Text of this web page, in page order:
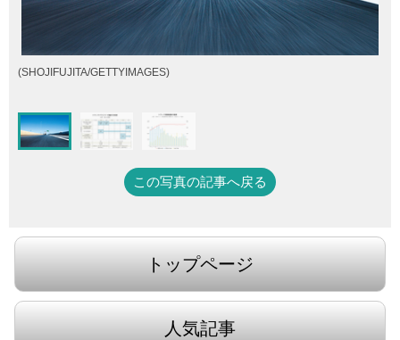
(SHOJIFUJITA/GETTYIMAGES)
この写真の記事へ戻る
トップページ
人気記事